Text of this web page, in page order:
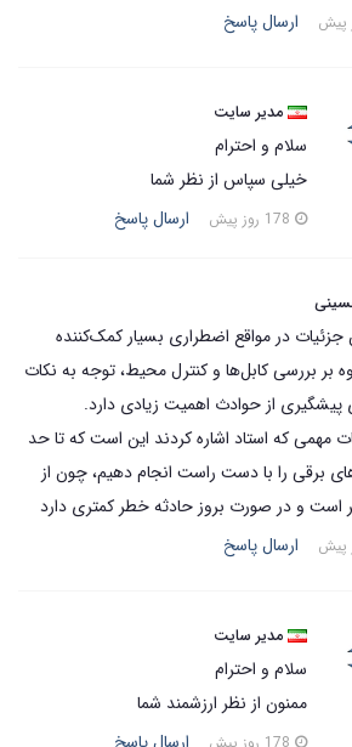
ارسال پاسخ
مدیر سایت
سلام و احترام
خیلی سپاس از نظر شما
ارسال پاسخ
جزئیات در مواقع اضطراری بسیار کمک‌کننده
بر بررسی کابل‌ها و کنترل محیط، توجه به نکات
پیشگیری از حوادث اهمیت زیادی دارد.
مهمی که استاد اشاره کردند این است که تا حد
برقی را با دست راست انجام دهیم، چون از
است و در صورت بروز حادثه خطر کمتری دارد
ارسال پاسخ
مدیر سایت
سلام و احترام
ممنون از نظر ارزشمند شما